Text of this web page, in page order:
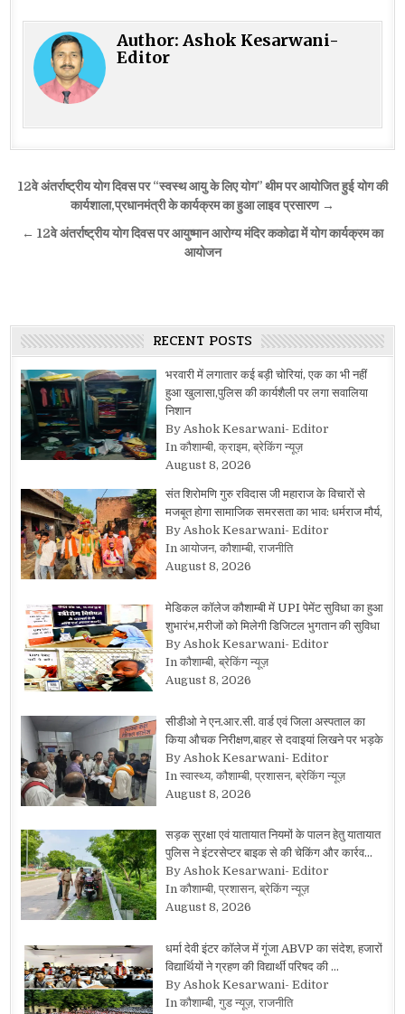
Author:Ashok Kesarwani-
Editor
Post
navigation
12वे अंतर्राष्ट्रीय योग दिवस पर “स्वस्थ आयु के लिए योग” थीम पर आयोजित हुई योग की
कार्यशाला,प्रधानमंत्री के कार्यक्रम का हुआ लाइव प्रसारण →
← 12वे अंतर्राष्ट्रीय योग दिवस पर आयुष्मान आरोग्य मंदिर ककोढा में योग कार्यक्रम का
आयोजन
RECENT POSTS
भरवारी में लगातार कई बड़ी चोरियां, एक का भी नहीं
हुआ खुलासा,पुलिस की कार्यशैली पर लगा सवालिया
निशान
By Ashok Kesarwani- Editor
In कौशाम्बी, क्राइम, ब्रेकिंग न्यूज़
August 8, 2026
संत शिरोमणि गुरु रविदास जी महाराज के विचारों से
मजबूत होगा सामाजिक समरसता का भाव: धर्मराज मौर्य,
By Ashok Kesarwani- Editor
In आयोजन, कौशाम्बी, राजनीति
August 8, 2026
मेडिकल कॉलेज कौशाम्बी में UPI पेमेंट सुविधा का हुआ
शुभारंभ,मरीजों को मिलेगी डिजिटल भुगतान की सुविधा
By Ashok Kesarwani- Editor
In कौशाम्बी, ब्रेकिंग न्यूज़
August 8, 2026
सीडीओ ने एन.आर.सी. वार्ड एवं जिला अस्पताल का
किया औचक निरीक्षण,बाहर से दवाइयां लिखने पर भड़के
By Ashok Kesarwani- Editor
In स्वास्थ्य, कौशाम्बी, प्रशासन, ब्रेकिंग न्यूज़
August 8, 2026
सड़क सुरक्षा एवं यातायात नियमों के पालन हेतु यातायात
पुलिस ने इंटरसेप्टर बाइक से की चेकिंग और कार्रव…
By Ashok Kesarwani- Editor
In कौशाम्बी, प्रशासन, ब्रेकिंग न्यूज़
August 8, 2026
धर्मा देवी इंटर कॉलेज में गूंजा ABVP का संदेश, हजारों
विद्यार्थियों ने ग्रहण की विद्यार्थी परिषद की …
By Ashok Kesarwani- Editor
In कौशाम्बी, गुड न्यूज़, राजनीति